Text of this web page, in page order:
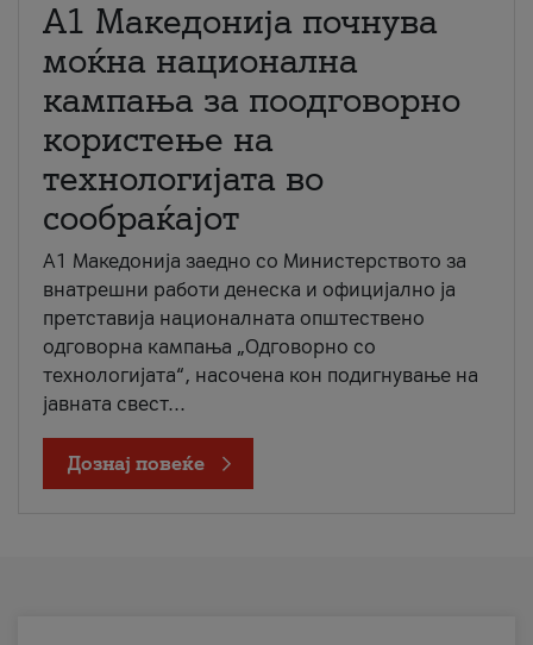
A1 Македонија почнува
моќна национална
кампања за поодговорно
користење на
технологијата во
сообраќајот
A1 Македонија заедно со Министерството за
внатрешни работи денеска и официјално ја
претставија националната општествено
одговорна кампања „Одговорно со
технологијата“, насочена кон подигнување на
јавната свест...
Дознај повеќе